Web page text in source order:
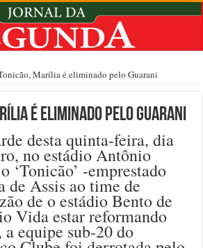
Marília é eliminado pelo Guarani
é eliminado pelo Guarani
desta quinta-feira, dia
no estádio Antônio
‘Tonicão’ -emprestado
de Assis ao time de
de o estádio Bento de
Vida estar reformando
a equipe sub-20 do